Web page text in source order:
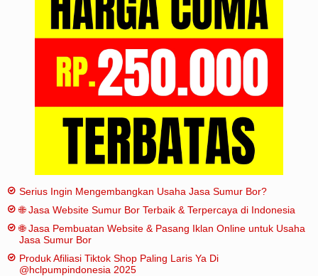
Serius Ingin Mengembangkan Usaha Jasa Sumur Bor?
🌐 Jasa Website Sumur Bor Terbaik & Terpercaya di Indonesia
🌐 Jasa Pembuatan Website & Pasang Iklan Online untuk Usaha
Jasa Sumur Bor
Produk Afiliasi Tiktok Shop Paling Laris Ya Di
@hclpumpindonesia 2025
Sitemap